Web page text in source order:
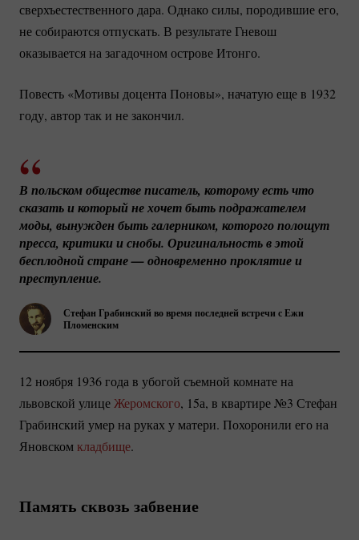
сверхъестественного дара. Однако силы, породившие его,
не собираются отпускать. В результате Гневош
оказывается на загадочном острове Итонго.
Повесть «Мотивы доцента Поновы», начатую еще в 1932
году, автор так и не закончил.
Стефан Грабинский во время последней встречи с Ежи
Пломенским
В польском обществе писатель, которому есть что
сказать и который не хочет быть подражателем
моды, вынужден быть галерником, которого полощут
пресса, критики и снобы. Оригинальность в этой
бесплодной стране — одновременно проклятие и
преступление.
12 ноября 1936 года в убогой съемной комнате на
львовской улице Жеромского, 15а, в квартире №3 Стефан
Грабинский умер на руках у матери. Похоронили его на
Яновском кладбище.
Память сквозь забвение